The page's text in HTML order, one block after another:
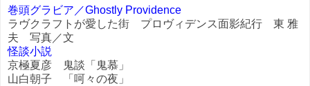
巻頭グラビア／Ghostly Providence
ラヴクラフトが愛した街 プロヴィデンス面影紀行 東 雅
夫 写真／文
怪談小説
京極夏彦 鬼談「鬼慕」
山白朝子 「呵々の夜」